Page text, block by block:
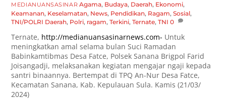
MEDIANUANSASINAR Agama, Budaya, Daerah, Ekonomi,
Keamanan, Keselamatan, News, Pendidikan, Ragam,Sosial,
TNI/POLRI Daerah, Polri, ragam,Terkini,Ternate,TNI 0
Ternate, http://medianuansasinarnews.com- Untuk
meningkatkan amal selama bulan Suci Ramadan
Babinkamtibmas Desa Fatce, Polsek Sanana Brigpol Farid
Joisangadji, melaksanakan kegiatan mengajar ngaji kepada
santri binaannya. Bertempat di TPQ An-Nur Desa Fatce,
Kecamatan Sanana, Kab. Kepulauan Sula. Kamis (21/03/
2024)